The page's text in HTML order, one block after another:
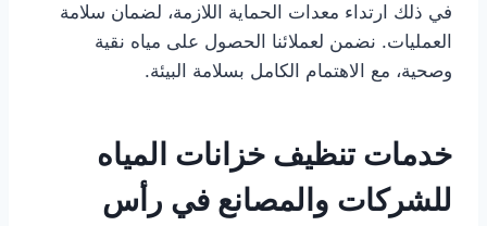
في ذلك ارتداء معدات الحماية اللازمة، لضمان سلامة
العمليات. نضمن لعملائنا الحصول على مياه نقية
وصحية، مع الاهتمام الكامل بسلامة البيئة.
خدمات تنظيف خزانات المياه
للشركات والمصانع في رأس